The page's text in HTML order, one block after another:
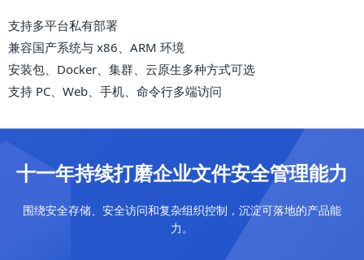
支持多平台私有部署
兼容国产系统与 x86、ARM 环境
安装包、Docker、集群、云原生多种方式可选
支持 PC、Web、手机、命令行多端访问
十一年持续打磨企业文件安全管理能力
围绕安全存储、安全访问和复杂组织控制，沉淀可落地的产品能
力。